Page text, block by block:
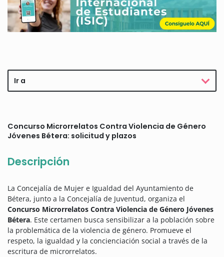
Ir a
Concurso Microrrelatos Contra Violencia de Género
Jóvenes Bétera: solicitud y plazos
Descripción
La Concejalía de Mujer e Igualdad del Ayuntamiento de
Bétera, junto a la Concejalía de Juventud, organiza el
Concurso Microrrelatos Contra Violencia de Género Jóvenes
Bétera. Este certamen busca sensibilizar a la población sobre
la problemática de la violencia de género. Promueve el
respeto, la igualdad y la concienciación social a través de la
escritura de microrrelatos.